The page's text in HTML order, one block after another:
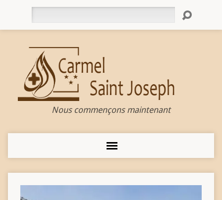
Nous commençons maintenant